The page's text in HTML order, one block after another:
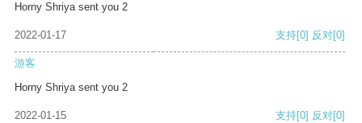
Horny Shriya sent you 2
2022-01-17 支持[0] 反对[0]
游客
Horny Shriya sent you 2
2022-01-15 支持[0] 反对[0]